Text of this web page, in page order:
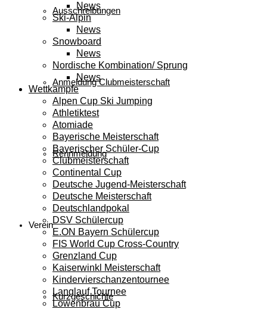
Ausschreibungen
Anmeldung Clubmeisterschaft
Rennmeldung
Verein
Kurzgeschichte
News
Ski-Alpin
News
Snowboard
News
Nordische Kombination/ Sprung
News
Wettkämpfe
Alpen Cup Ski Jumping
Athletiktest
Atomiade
Bayerische Meisterschaft
Bayerischer Schüler-Cup
Clubmeisterschaft
Continental Cup
Deutsche Jugend-Meisterschaft
Deutsche Meisterschaft
Deutschlandpokal
DSV Schülercup
E.ON Bayern Schülercup
FIS World Cup Cross-Country
Grenzland Cup
Kaiserwinkl Meisterschaft
Kindervierschanzentournee
Langlauf Tournee
Löwenbräu Cup